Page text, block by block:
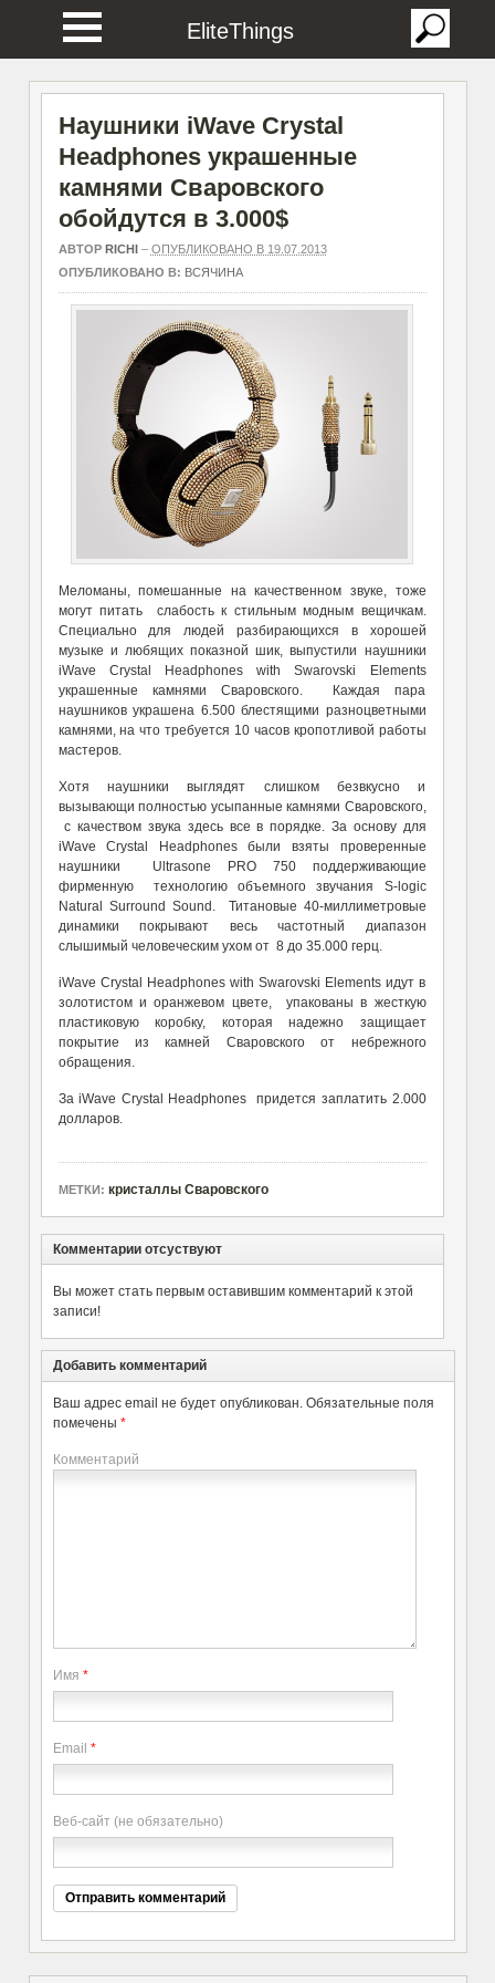
EliteThings
Наушники iWave Crystal
Headphones украшенные
камнями Сваровского
обойдутся в 3.000$
АВТОР RICHI– ОПУБЛИКОВАНО В 19.07.2013
ОПУБЛИКОВАНО В: ВСЯЧИНА
Меломаны, помешанные на качественном звуке, тоже
могут питать слабость к стильным модным вещичкам.
Специально для людей разбирающихся в хорошей
музыке и любящих показной шик, выпустили наушники
iWave Crystal Headphones with Swarovski Elements
украшенные камнями Сваровского. Каждая пара
наушников украшена 6.500 блестящими разноцветными
камнями, на что требуется 10 часов кропотливой работы
мастеров.
Хотя наушники выглядят слишком безвкусно и
вызывающи полностью усыпанные камнями Сваровского,
с качеством звука здесь все в порядке. За основу для
iWave Crystal Headphones были взяты проверенные
наушники Ultrasone PRO 750 поддерживающие
фирменную технологию объемного звучания S-logic
Natural Surround Sound. Титановые 40-миллиметровые
динамики покрывают весь частотный диапазон
слышимый человеческим ухом от 8 до 35.000 герц.
iWave Crystal Headphones with Swarovski Elements идут в
золотистом и оранжевом цвете, упакованы в жесткую
пластиковую коробку, которая надежно защищает
покрытие из камней Сваровского от небрежного
обращения.
За iWave Crystal Headphones придется заплатить 2.000
долларов.
МЕТКИ: кристаллы Сваровского
Комментарии отсуствуют
Вы может стать первым оставившим комментарий к этой
записи!
Добавить комментарий
Ваш адрес email не будет опубликован. Обязательные поля
помечены *
Комментарий
Имя *
Email *
Веб-сайт (не обязательно)